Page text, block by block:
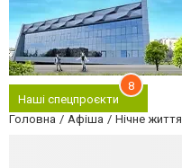
Наші спецпроєкти
8
Головна Афіша Нічне життя